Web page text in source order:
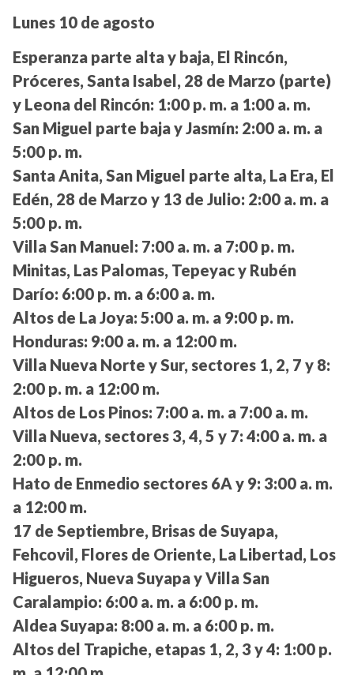
Lunes 10 de agosto
Esperanza parte alta y baja, El Rincón,
Próceres, Santa Isabel, 28 de Marzo (parte)
y Leona del Rincón: 1:00 p. m. a 1:00 a. m.
San Miguel parte baja y Jasmín: 2:00 a. m. a
5:00 p. m.
Santa Anita, San Miguel parte alta, La Era, El
Edén, 28 de Marzo y 13 de Julio: 2:00 a. m. a
5:00 p. m.
Villa San Manuel: 7:00 a. m. a 7:00 p. m.
Minitas, Las Palomas, Tepeyac y Rubén
Darío: 6:00 p. m. a 6:00 a. m.
Altos de La Joya: 5:00 a. m. a 9:00 p. m.
Honduras: 9:00 a. m. a 12:00 m.
Villa Nueva Norte y Sur, sectores 1, 2, 7 y 8:
2:00 p. m. a 12:00 m.
Altos de Los Pinos: 7:00 a. m. a 7:00 a. m.
Villa Nueva, sectores 3, 4, 5 y 7: 4:00 a. m. a
2:00 p. m.
Hato de Enmedio sectores 6A y 9: 3:00 a. m.
a 12:00 m.
17 de Septiembre, Brisas de Suyapa,
Fehcovil, Flores de Oriente, La Libertad, Los
Higueros, Nueva Suyapa y Villa San
Caralampio: 6:00 a. m. a 6:00 p. m.
Aldea Suyapa: 8:00 a. m. a 6:00 p. m.
Altos del Trapiche, etapas 1, 2, 3 y 4: 1:00 p.